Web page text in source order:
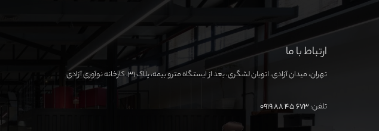
ارتباط با ما
تهران، میدان آزادی، اتوبان لشگری، بعد از ایستگاه مترو بیمه، پلاک ۳۱، کارخانه نوآوری آزادی
تلفن:673 45 88 0919